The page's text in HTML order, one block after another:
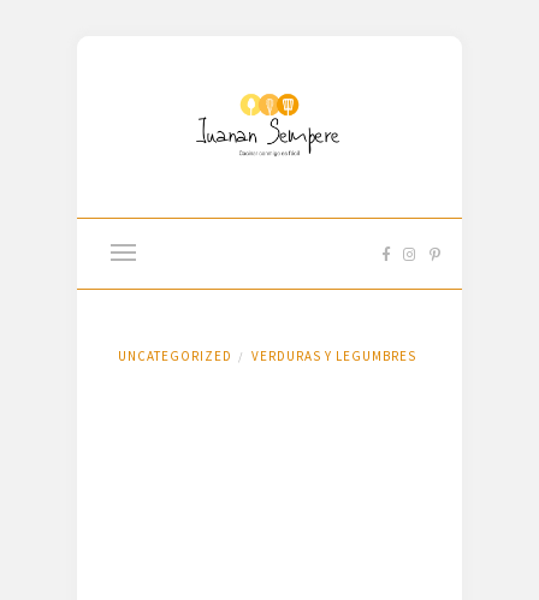
UNCATEGORIZED / VERDURAS Y LEGUMBRES